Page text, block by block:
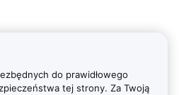
do prawidłowego
tej strony. Za Twoją